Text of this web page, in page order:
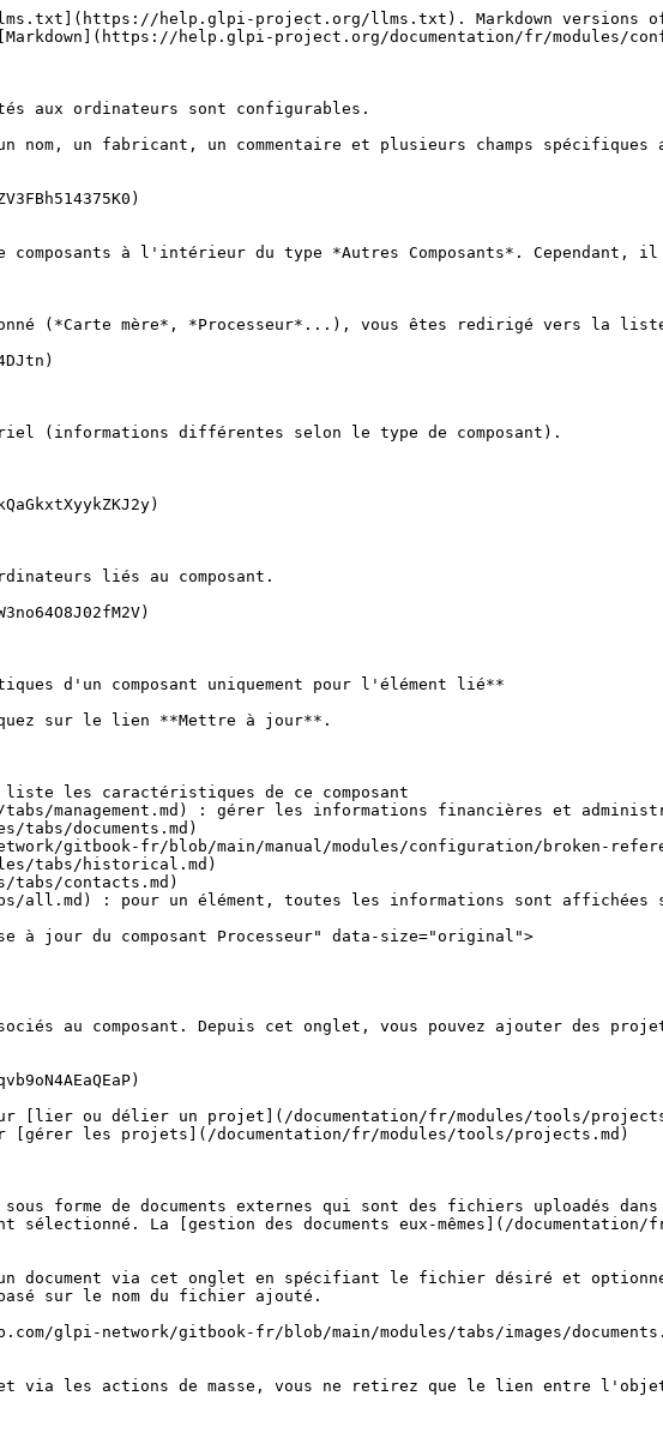
help.glpi-project.org/llms.txt). Markdown versions of
help.glpi-project.org/documentation/fr/modules/
aux ordinateurs sont configurables.
un fabricant, un commentaire et plusieurs champs spécifiques
à l'intérieur du type *Autres Composants*.
(*Carte mère*, *Processeur*...), vous êtes redirigé vers la liste
(informations différentes selon le type de composant).
liés au composant.
d'un composant uniquement pour l'élément lié**
à jour du composant Processeur" data-size="original">
au composant. Depuis cet onglet, vous pouvez ajouter des
[lier ou délier un projet](/documentation/fr/modules/tools/
[gérer les projets](/documentation/fr/modules/tools/projects.md)
forme de documents externes qui sont des fichiers uploadés
La [gestion des documents eux-mêmes](/documentation/
document via cet onglet en spécifiant le fichier désiré et
sur le nom du fichier ajouté.
glpi-network/gitbook-fr/blob/main/modules/tabs/images/
via les actions de masse, vous ne retirez que le lien entre